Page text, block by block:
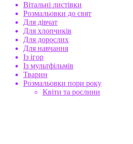
Вітальні листівки
Розмальовки до свят
Для дівчат
Для хлопчиків
Для дорослих
Для навчання
Із ігор
Із мультфільмів
Тварин
Розмальовки пори року
Квіти та рослини